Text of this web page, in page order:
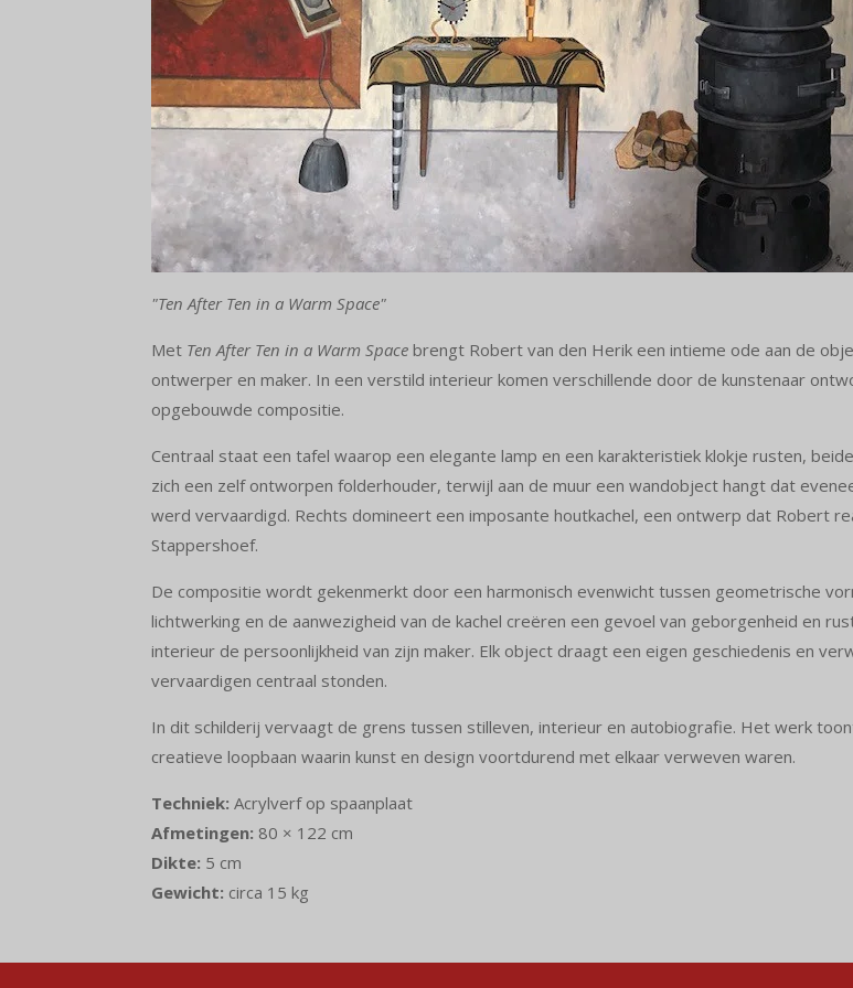
"Ten After Ten in a Warm Space"
Met Ten After Ten in a Warm Space brengt Robert van den Herik een intieme ode aan de
ontwerper en maker. In een verstild interieur komen verschillende door de kunstenaar
opgebouwde compositie.
Centraal staat een tafel waarop een elegante lamp en een karakteristiek klokje rusten,
zich een zelf ontworpen folderhouder, terwijl aan de muur een wandobject hangt dat
werd vervaardigd. Rechts domineert een imposante houtkachel, een ontwerp dat Robert
Stappershoef.
De compositie wordt gekenmerkt door een harmonisch evenwicht tussen geometrische
lichtwerking en de aanwezigheid van de kachel creëren een gevoel van geborgenheid en
interieur de persoonlijkheid van zijn maker. Elk object draagt een eigen geschiedenis en
vervaardigen centraal stonden.
In dit schilderij vervaagt de grens tussen stilleven, interieur en autobiografie. Het werk
creatieve loopbaan waarin kunst en design voortdurend met elkaar verweven waren.
Techniek: Acrylverf op spaanplaat
Afmetingen: 80 × 122 cm
Dikte: 5 cm
Gewicht: circa 15 kg